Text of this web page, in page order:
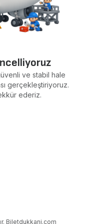
ve stabil hale
gerçekleştiriyoruz.
ederiz.
Biletdukkani.com